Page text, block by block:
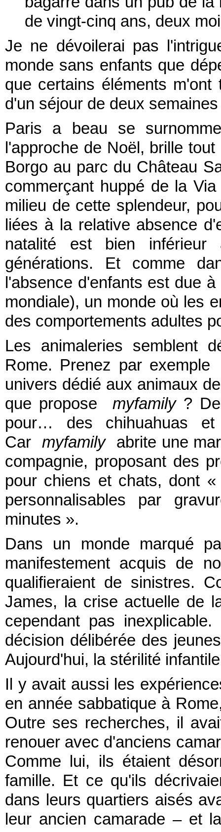
de vingt-cinq ans, deux
Je ne dévoilerai pas
monde sans enfants que
que certains éléments
d'un séjour de deux
Paris a beau se
l'approche de Noël, brille
Borgo au parc du Château
commerçant huppé de la
milieu de cette splendeur,
liées à la relative absence
natalité est bien inférieur
générations. Et comme
l'absence d'enfants est due
mondiale), un monde où les
des comportements adultes
Les animaleries semblent
Rome. Prenez par
univers dédié aux animaux
que propose myfamily?
pour… des chihuahuas
Car myfamilyabrite une
compagnie, proposant des
pour chiens et chats, dont
personnalisables par
minutes ».
Dans un monde marqué
manifestement acquis de
qualifieraient de sinistres.
James, la crise actuelle de
cependant pas
décision délibérée des
Aujourd'hui, la stérilité
Il y avait aussi les
en année sabbatique à
Outre ses recherches, il
renouer avec d'anciens
Comme lui, ils étaient
famille. Et ce qu'ils
dans leurs quartiers aisés
leur ancien camarade – et